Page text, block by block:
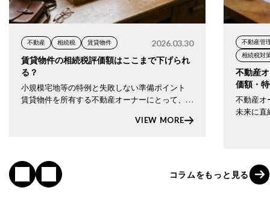
不動産 相続税 賃貸物件 2026.03.30
賃貸物件の相続税評価額はここまで下げられ
る？
小規模宅地等の特例と失敗しない準備ポイント
賃貸物件を所有する不動産オーナーにとって、相
も 小規模宅地等の特例は、条件を満たせば 土地
VIEW MORE
不動産管
相続税対
不動産
価額・
ガイド
不動産オ
未来に直
コラムをも っ と 見る